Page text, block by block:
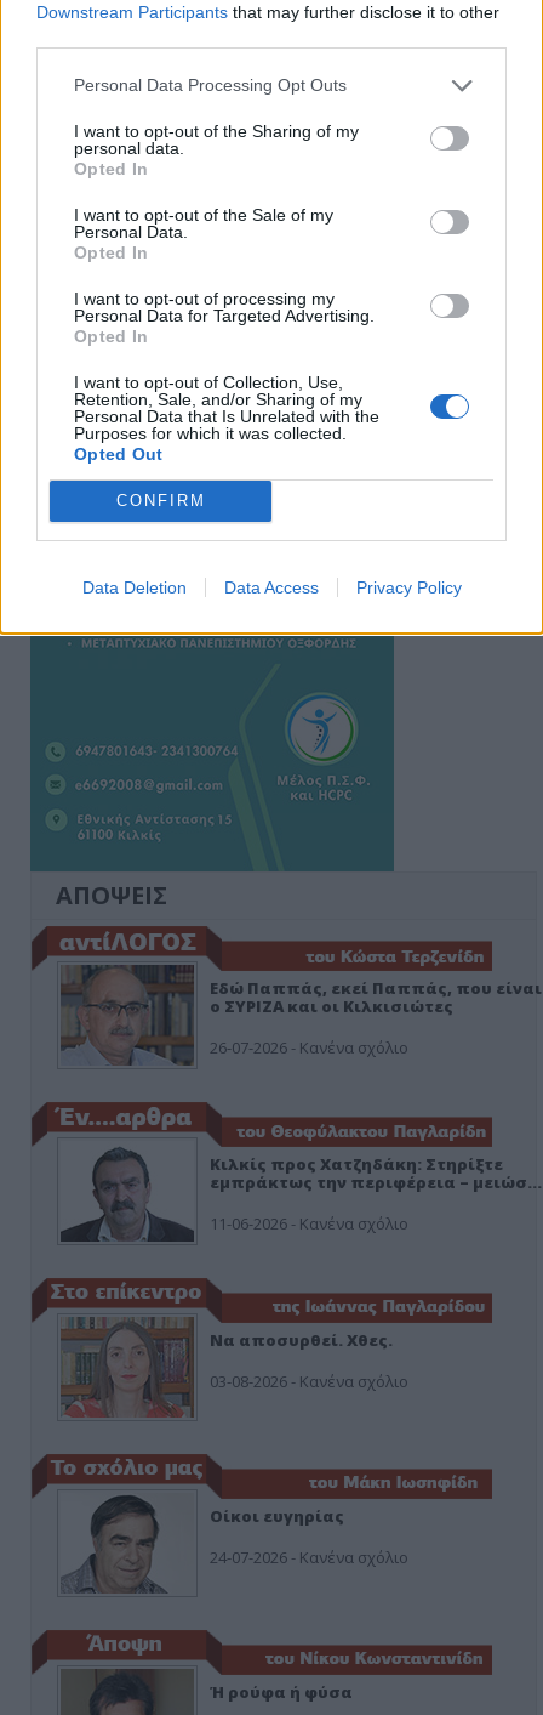
Downstream Participants that may further disclose it to other
Personal Data Processing Opt Outs
I want to opt-out of the Sharing of my
personal data.
Opted In
I want to opt-out of the Sale of my
Personal Data.
Opted In
I want to opt-out of processing my
Personal Data for Targeted Advertising.
Opted In
I want to opt-out of Collection, Use,
Retention, Sale, and/or Sharing of my
Personal Data that Is Unrelated with the
Purposes for which it was collected.
Opted Out
CONFIRM
Data Deletion Data Access Privacy Policy
Ειδήσεις 5-8-2026
ΑΠΟΨΕΙΣ
Εδώ Παππάς, εκεί Παππάς, που είναι
ο ΣΥΡΙΖΑ και οι Κιλκισιώτες
26-07-2026 - Κανένα σχόλιο
Κιλκίς προς Χατζηδάκη: Στηρίξτε
εμπράκτως την περιφέρεια – μειώσ…
11-06-2026 - Κανένα σχόλιο
Να αποσυρθεί. Χθες.
03-08-2026 - Κανένα σχόλιο
Οίκοι ευγηρίας
24-07-2026 - Κανένα σχόλιο
Ή ρούφα ή φύσα